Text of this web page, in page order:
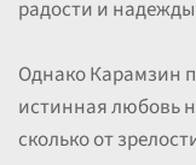
радости и
Однако Карамзин
истинная любовь
сколько от